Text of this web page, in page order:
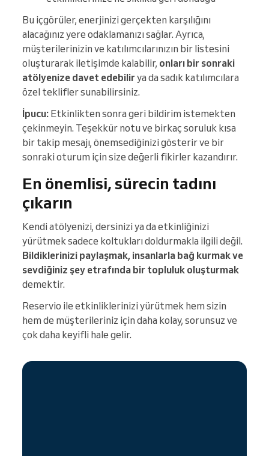
Bu içgörüler, enerjinizi gerçekten karşılığını
alacağınız yere odaklamanızı sağlar. Ayrıca,
müşterilerinizin ve katılımcılarınızın bir listesini
oluşturarak iletişimde kalabilir, onları bir sonraki
atölyenize davet edebilirya da sadık katılımcılara
özel teklifler sunabilirsiniz.
İpucu: Etkinlikten sonra geri bildirim istemekten
çekinmeyin. Teşekkür notu ve birkaç soruluk kısa
bir takip mesajı, önemsediğinizi gösterir ve bir
sonraki oturum için size değerli fikirler kazandırır.
En önemlisi, sürecin tadını
çıkarın
Kendi atölyenizi, dersinizi ya da etkinliğinizi
yürütmek sadece koltukları doldurmakla ilgili değil.
Bildiklerinizi paylaşmak, insanlarla bağ kurmak ve
sevdiğiniz şey etrafında bir topluluk oluşturmak
demektir.
Reservio ile etkinliklerinizi yürütmek hem sizin
hem de müşterileriniz için daha kolay, sorunsuz ve
çok daha keyifli hale gelir.